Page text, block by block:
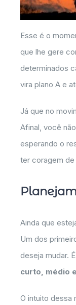
Esse é o
que lhe gere
determinados
vira plano A e
Já que no
Afinal, você
esperando o
ter coragem de
Ainda que
Um dos
deseja mudar.
curto, médio
O intuito dessa